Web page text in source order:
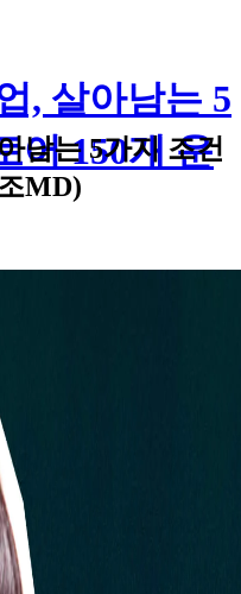
, 살아남는 5
어 150개 운
남는 5가지 조건
MD)